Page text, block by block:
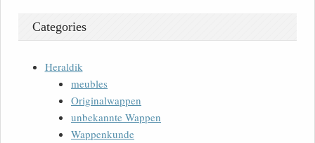
Categories
Heraldik
meubles
Originalwappen
unbekannte Wappen
Wappenkunde